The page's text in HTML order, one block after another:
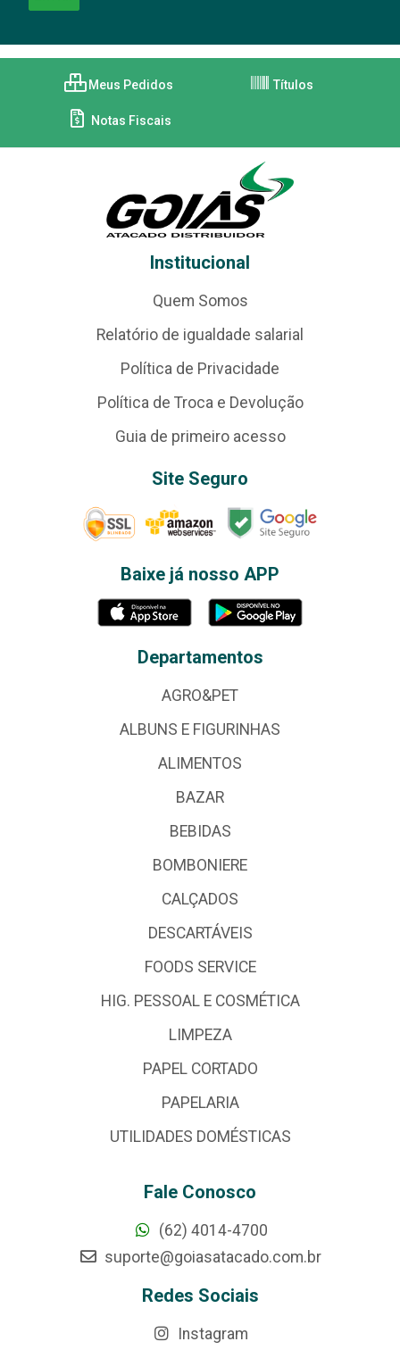
Meus Pedidos Títulos
Notas Fiscais
Institucional
Quem Somos
Relatório de igualdade salarial
Política de Privacidade
Política de Troca e Devolução
Guia de primeiro acesso
Site Seguro
Baixe já nosso APP
Departamentos
AGRO&PET
ALBUNS E FIGURINHAS
ALIMENTOS
BAZAR
BEBIDAS
BOMBONIERE
CALÇADOS
DESCARTÁVEIS
FOODS SERVICE
HIG. PESSOAL E COSMÉTICA
LIMPEZA
PAPEL CORTADO
PAPELARIA
UTILIDADES DOMÉSTICAS
Fale Conosco
(62) 4014-4700
suporte@goiasatacado.com.br
Redes Sociais
Instagram